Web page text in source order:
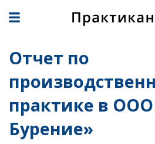
Отчет по
практике в
Бурение»